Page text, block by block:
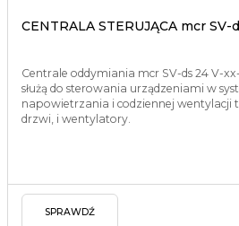
CENTRALA STERUJĄCA mcr SV-
Centrale oddymiania mcr SV-ds 24 V-
służą do sterowania urządzeniami w
napowietrzania i codziennej wentylacji
drzwi, i wentylatory.
SPRAWDŹ